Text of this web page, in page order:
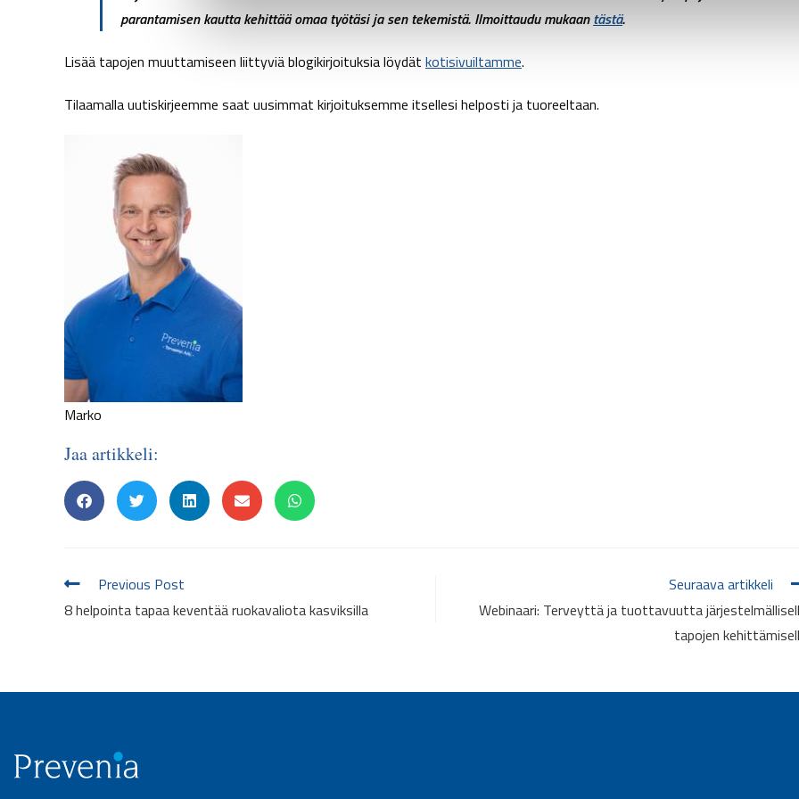
parantamisen kautta kehittää omaa työtäsi ja sen tekemistä. Ilmoittaudu mukaantästä.
Lisää tapojen muuttamiseen liittyviä blogikirjoituksia löydät kotisivuiltamme.
Tilaamalla uutiskirjeemme saat uusimmat kirjoituksemme itsellesi helposti ja tuoreeltaan.
Marko
Jaa artikkeli:
Previous Post
8 helpointa tapaa keventää ruokavaliota kasviksilla
Seuraava artikkeli
Webinaari: Terveyttä ja tuottavuutta
tapojen